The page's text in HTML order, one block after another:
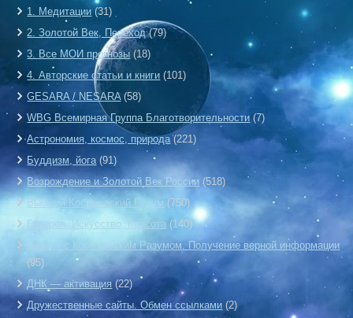
1. Медитации(31)
2. Золотой Век, Переход(79)
3. Все МОИ прогнозы (18)
4. Авторские статьи и книги (101)
GESARA / NESARA(58)
WBG Всемирная Группа Благотворительности (7)
Астрономия, космос, природа (221)
Буддизм, йога (91)
Возрождение и Золотой Век России (518)
Высший Космический Разум (750)
Галерея, Искусство, Красота (140)
Диалог с Космическим Разумом. Получение верной информации
(95)
ДНК — активация(22)
Дружественные сайты. Обмен ссылками (2)